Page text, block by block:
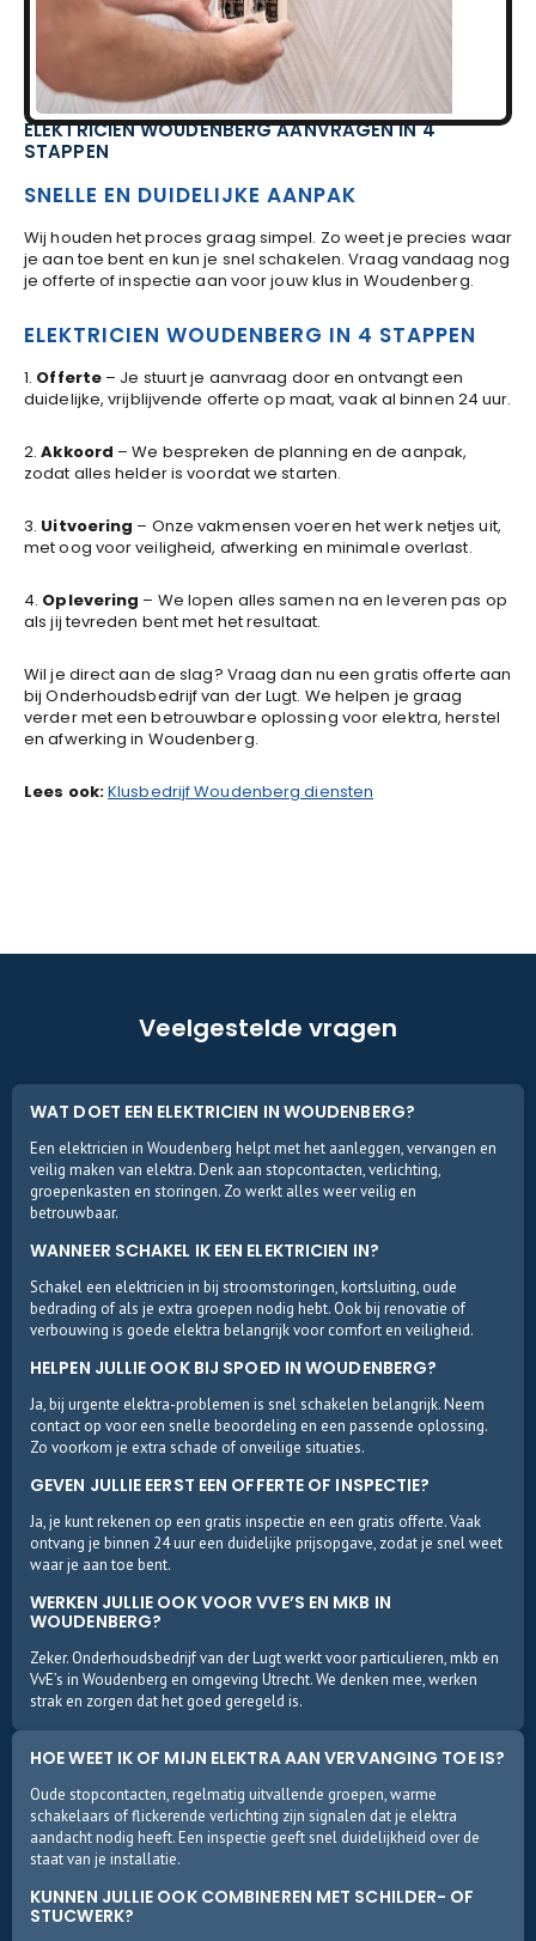
ELEKTRICIEN WOUDENBERG AANVRAGEN IN 4
STAPPEN
SNELLE EN DUIDELIJKE AANPAK
Wij houden het proces graag simpel. Zo weet je precies waar
je aan toe bent en kun je snel schakelen. Vraag vandaag nog
je offerte of inspectie aan voor jouw klus in Woudenberg.
ELEKTRICIEN WOUDENBERG IN 4 STAPPEN
1. Offerte – Je stuurt je aanvraag door en ontvangt een
duidelijke, vrijblijvende offerte op maat, vaak al binnen 24 uur.
2.Akkoord – We bespreken de planning en de aanpak,
zodat alles helder is voordat we starten.
3. Uitvoering – Onze vakmensen voeren het werk netjes uit,
met oog voor veiligheid, afwerking en minimale overlast.
4. Oplevering – We lopen alles samen na en leveren pas op
als jij tevreden bent met het resultaat.
Wil je direct aan de slag? Vraag dan nu een gratis offerte aan
bij Onderhoudsbedrijf van der Lugt. We helpen je graag
verder met een betrouwbare oplossing voor elektra, herstel
en afwerking in Woudenberg.
Lees ook:Klusbedrijf Woudenberg diensten
Veelgestelde vragen
WAT DOET EEN ELEKTRICIEN IN WOUDENBERG?
Een elektricien in Woudenberg helpt met het aanleggen, vervangen en
veilig maken van elektra. Denk aan stopcontacten, verlichting,
groepenkasten en storingen. Zo werkt alles weer veilig en
betrouwbaar.
WANNEER SCHAKEL IK EEN ELEKTRICIEN IN?
Schakel een elektricien in bij stroomstoringen, kortsluiting, oude
bedrading of als je extra groepen nodig hebt. Ook bij renovatie of
verbouwing is goede elektra belangrijk voor comfort en veiligheid.
HELPEN JULLIE OOK BIJ SPOED IN WOUDENBERG?
Ja, bij urgente elektra-problemen is snel schakelen belangrijk. Neem
contact op voor een snelle beoordeling en een passende oplossing.
Zo voorkom je extra schade of onveilige situaties.
GEVEN JULLIE EERST EEN OFFERTE OF INSPECTIE?
Ja, je kunt rekenen op een gratis inspectie en een gratis offerte. Vaak
ontvang je binnen 24 uur een duidelijke prijsopgave, zodat je snel weet
waar je aan toe bent.
WERKEN JULLIE OOK VOOR VVE’S EN MKB IN
WOUDENBERG?
Zeker. Onderhoudsbedrijf van der Lugt werkt voor particulieren, mkb en
VvE’s in Woudenberg en omgeving Utrecht. We denken mee, werken
strak en zorgen dat het goed geregeld is.
HOE WEET IK OF MIJN ELEKTRA AAN VERVANGING TOE IS?
Oude stopcontacten, regelmatig uitvallende groepen, warme
schakelaars of flickerende verlichting zijn signalen dat je elektra
aandacht nodig heeft. Een inspectie geeft snel duidelijkheid over de
staat van je installatie.
KUNNEN JULLIE OOK COMBINEREN MET SCHILDER- OF
STUCWERK?